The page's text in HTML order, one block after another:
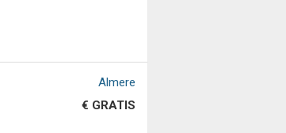
Almere
€ GRATIS